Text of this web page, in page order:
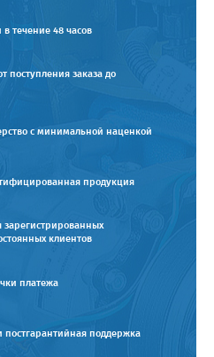
течение 48 часов
поступления заказа до
с минимальной наценкой
продукция
зарегистрированных
клиентов
платежа
постгарантийная поддержка